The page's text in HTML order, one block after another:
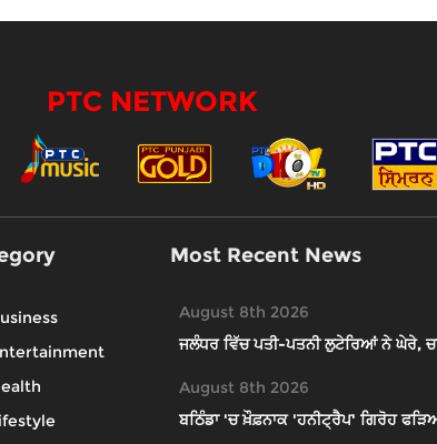
PTC NETWORK
Most Recent News
August 8th 2026
ਜਲੰਧਰ ਵਿੱਚ ਪਤੀ-ਪਤਨੀ ਲੁਟੇਰਿਆਂ ਨੇ ਘੇਰੇ,
August 8th 2026
ਬਠਿੰਡਾ 'ਚ ਖ਼ੌਫ਼ਨਾਕ 'ਹਨੀਟ੍ਰੈਪ' ਗਿਰੋਹ